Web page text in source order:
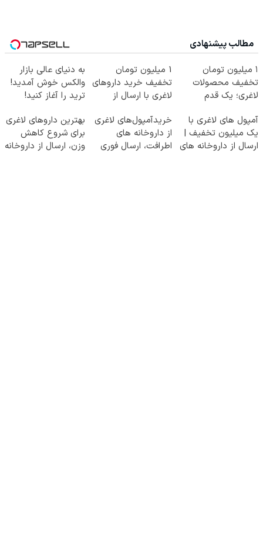
مطالب پیشنهادی
۱ میلیون تومان
تخفیف محصولات
لاغری؛ یک قدم
کاهش وزن
1 میلیون تومان
تخفیف خرید داروهای
لاغری با ارسال از
به دنیای عالی بازار
والکس خوش آمدید!
ترید را آغاز کنید!
آمپول های لاغری با
یک میلیون تخفیف |
ارسال از داروخانه های
خریدآمپول‌های لاغری
از داروخانه های
اطرافت، ارسال فوری
بهترین داروهای لاغری
برای شروع کاهش
وزن، ارسال از داروخانه